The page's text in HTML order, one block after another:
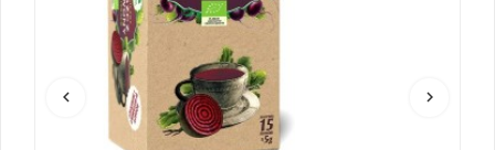
keyboard_arrow_left keyboard_arrow_right